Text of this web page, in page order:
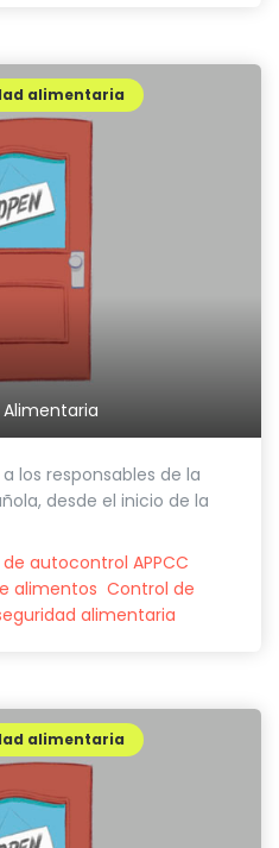
alimentaria
los responsables de la
desde el inicio de la
de autocontrol APPCC
alimentos Control de
alimentaria
alimentaria